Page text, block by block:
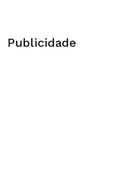
Publicidade